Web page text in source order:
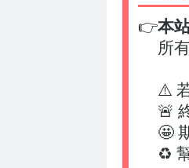
本
👉
所
⚠️
🚨
🤩
♻️